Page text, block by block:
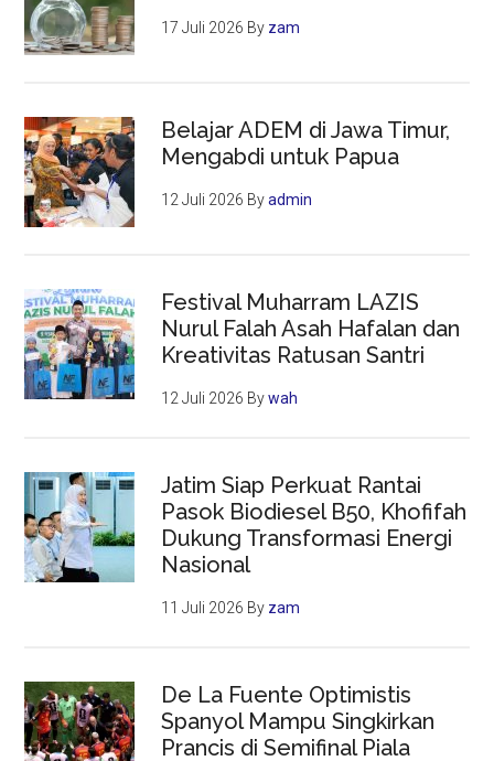
17 Juli 2026 By zam
Belajar ADEM di Jawa Timur,
Mengabdi untuk Papua
12 Juli 2026 Byadmin
Festival Muharram LAZIS
Nurul Falah Asah Hafalan dan
Kreativitas Ratusan Santri
12 Juli 2026 Bywah
Jatim Siap Perkuat Rantai
Pasok Biodiesel B50, Khofifah
Dukung Transformasi Energi
Nasional
11 Juli 2026 By zam
De La Fuente Optimistis
Spanyol Mampu Singkirkan
Prancis di Semifinal Piala